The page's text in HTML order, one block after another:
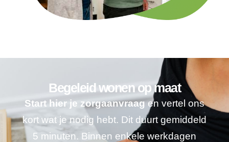
Begeleid wonen op maat
Start hier je zorgaanvraagen vertel ons
kort wat je nodig hebt. Dit duurt gemiddeld
5 minuten. Binnen enkele werkdagen